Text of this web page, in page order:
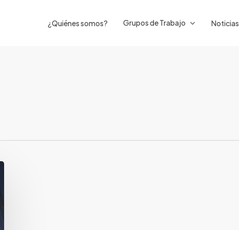
¿Quiénes somos? Grupos de Trabajo Noticias